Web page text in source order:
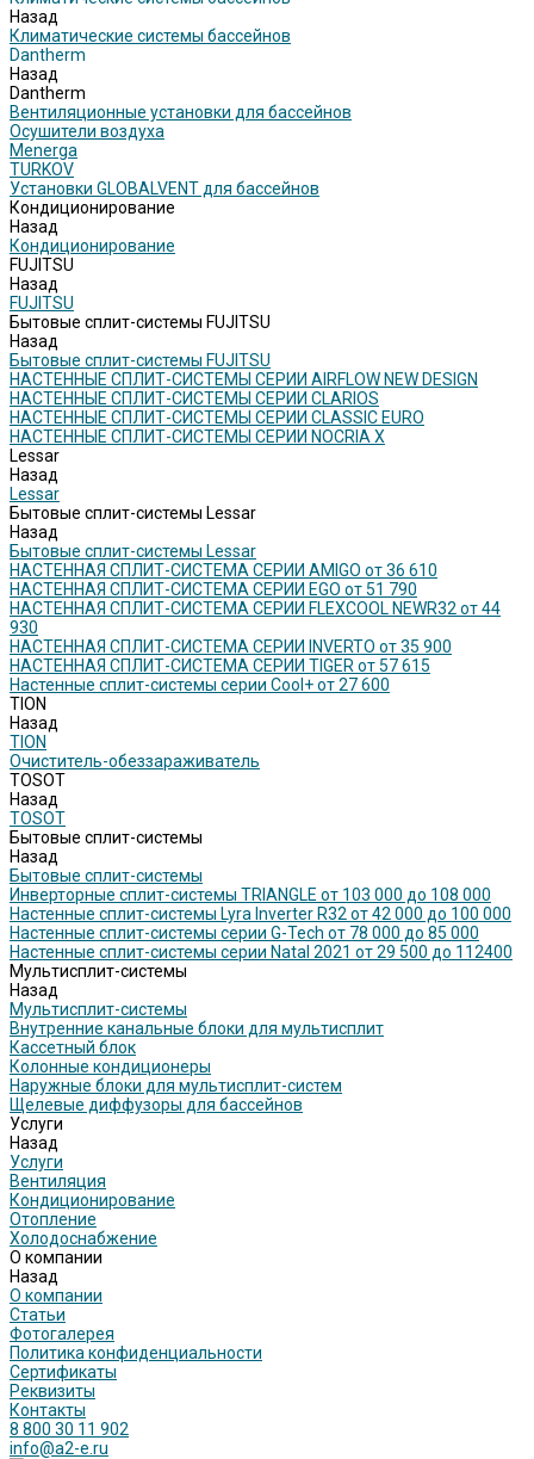
Назад
Климатические системы бассейнов
Dantherm
Назад
Dantherm
Вентиляционные установки для бассейнов
Осушители воздуха
Menerga
TURKOV
Установки GLOBALVENT для бассейнов
Кондиционирование
Назад
Кондиционирование
FUJITSU
Назад
FUJITSU
Бытовые сплит-системы FUJITSU
Назад
Бытовые сплит-системы FUJITSU
НАСТЕННЫЕ СПЛИТ-СИСТЕМЫ СЕРИИ AIRFLOW NEW DESIGN
НАСТЕННЫЕ СПЛИТ-СИСТЕМЫ СЕРИИ CLARIOS
НАСТЕННЫЕ СПЛИТ-СИСТЕМЫ СЕРИИ CLASSIC EURO
НАСТЕННЫЕ СПЛИТ-СИСТЕМЫ СЕРИИ NOCRIA X
Lessar
Назад
Lessar
Бытовые сплит-системы Lessar
Назад
Бытовые сплит-системы Lessar
НАСТЕННАЯ СПЛИТ-СИСТЕМА СЕРИИ AMIGO от 36 610
НАСТЕННАЯ СПЛИТ-СИСТЕМА СЕРИИ EGO от 51 790
НАСТЕННАЯ СПЛИТ-СИСТЕМА СЕРИИ FLEXCOOL NEWR32 от 44
930
НАСТЕННАЯ СПЛИТ-СИСТЕМА СЕРИИ INVERTO от 35 900
НАСТЕННАЯ СПЛИТ-СИСТЕМА СЕРИИ TIGER от 57 615
Настенные сплит-системы серии Cool+ от 27 600
TION
Назад
TION
Очиститель-обеззараживатель
TOSOT
Назад
TOSOT
Бытовые сплит-системы
Назад
Бытовые сплит-системы
Инверторные сплит-системы TRIANGLE от 103 000 до 108 000
Настенные сплит-системы Lyra Inverter R32 от 42 000 до 100 000
Настенные сплит-системы серии G-Tech от 78 000 до 85 000
Настенные сплит-системы серии Natal 2021 от 29 500 до 112400
Мультисплит-системы
Назад
Мультисплит-системы
Внутренние канальные блоки для мультисплит
Кассетный блок
Колонные кондиционеры
Наружные блоки для мультисплит-систем
Щелевые диффузоры для бассейнов
Услуги
Назад
Услуги
Вентиляция
Кондиционирование
Отопление
Холодоснабжение
О компании
Назад
О компании
Статьи
Фотогалерея
Политика конфиденциальности
Сертификаты
Реквизиты
Контакты
8 800 30 11 902
info@a2-e.ru